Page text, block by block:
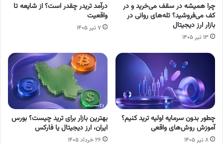
چرا همیشه در سقف می‌خرید و در
کف می‌فروشید؟ تله‌های روانی در
بازار ارز دیجیتال
۱۳ تیر ۱۴۰۵
درآمد تریدر چقدر است؟ از شایعه تا
واقعیت
۷ تیر ۱۴۰۵
چطور بدون سرمایه اولیه ترید کنیم؟
آموزش روش‌های واقعی
۸ تیر ۱۴۰۵
بهترین بازار برای ترید چیست؟ بورس
ایران، ارز دیجیتال یا فارکس
۲۶ خرداد ۱۴۰۵